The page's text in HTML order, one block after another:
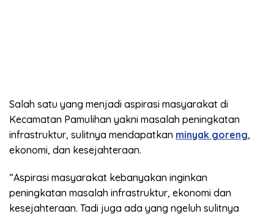
Salah satu yang menjadi aspirasi masyarakat di
Kecamatan Pamulihan yakni masalah peningkatan
infrastruktur, sulitnya mendapatkan minyak goreng,
ekonomi, dan kesejahteraan.
“Aspirasi masyarakat kebanyakan inginkan
peningkatan masalah infrastruktur, ekonomi dan
kesejahteraan. Tadi juga ada yang ngeluh sulitnya